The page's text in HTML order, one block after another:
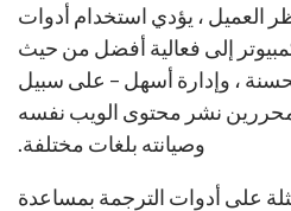
العميل ، يؤدي استخدام أدوات
إلى فعالية أفضل من حيث
، وإدارة أسهل – على سبيل
نشر محتوى الويب نفسه
وصيانته بلغات مختلفة.
على أدوات الترجمة بمساعدة